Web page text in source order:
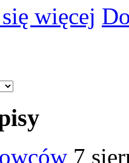
więcej
7